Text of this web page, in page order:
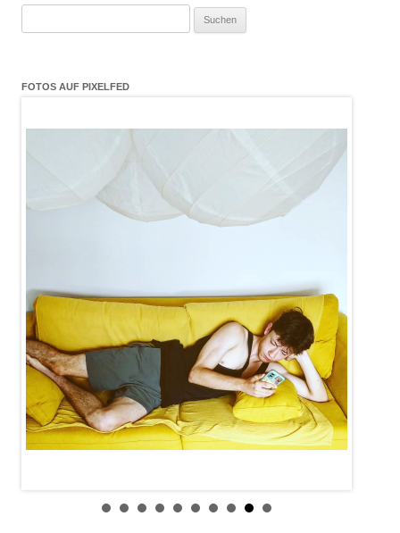
nach:
FOTOS AUF PIXELFED